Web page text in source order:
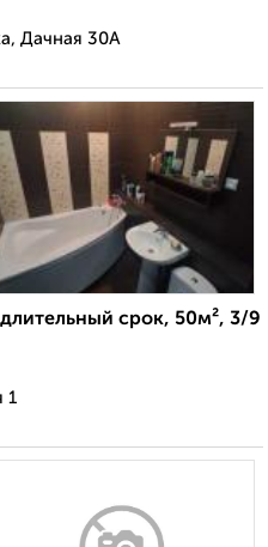
Дачная 30А
срок, 50м², 3/9
1